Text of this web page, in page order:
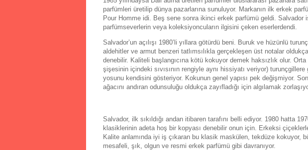
parfümleri üretilip dünya pazarlarına sunuluyor. Markanın ilk erkek
Pour Homme idi. Beş sene sonra ikinci erkek parfümü geldi. Salvador
parfümseverlerin veya koleksiyoncuların ilgisini çeken eserlerdendi.
Salvador’un açılışı 1980’li yıllara götürdü beni. Buruk ve hüzünlü
aldehitler ve armut benzeri tatlımsılıkla gerçekleşen üst notalar
denebilir. Kaliteli başlangıcına kötü kokuyor demek haksızlık olur.
şişesinin içindeki sıvısının rengiyle aynı hissiyatı veriyor)
yosunu kendisini gösteriyor. Kokunun genel yapısı pek değişmiyor.
ağacını andıran odunsuluğu oldukça zayıfladığı için algılamak
Salvador, ilk sıkıldığı andan itibaren tarafını belli ediyor. 1980 hatta
klasiklerinin adeta hoş bir kopyası denebilir onun için. Erkeksi
Kalite anlamında iyi iş çıkaran bu klasik maskülen, tekdüze kokuyor,
mesafeli, şık, olgun ve resmi erkek parfümü gibi davranıyor.